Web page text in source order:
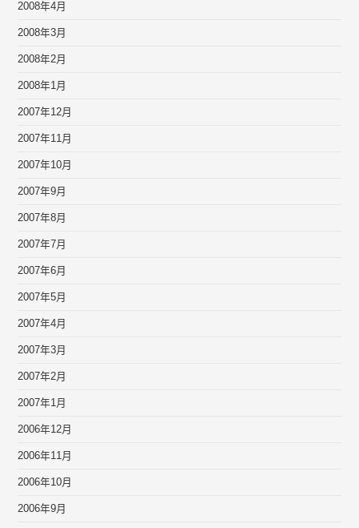
2008年4月
2008年3月
2008年2月
2008年1月
2007年12月
2007年11月
2007年10月
2007年9月
2007年8月
2007年7月
2007年6月
2007年5月
2007年4月
2007年3月
2007年2月
2007年1月
2006年12月
2006年11月
2006年10月
2006年9月